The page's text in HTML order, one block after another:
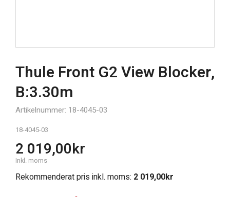
Thule Front G2 View Blocker,
B:3.30m
Artikelnummer: 18-4045-03
18-4045-03
2 019,00kr
Inkl. moms
Rekommenderat pris inkl. moms: 2 019,00kr